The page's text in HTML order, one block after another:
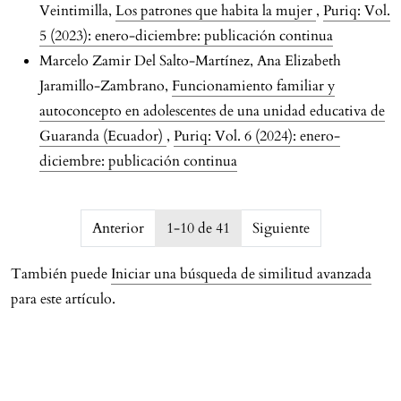
Veintimilla, Los patrones que habita la mujer , Puriq: Vol.
5 (2023): enero-diciembre: publicación continua
Marcelo Zamir Del Salto-Martínez, Ana Elizabeth
Jaramillo-Zambrano, Funcionamiento familiar y
autoconcepto en adolescentes de una unidad educativa de
Guaranda (Ecuador) , Puriq: Vol. 6 (2024): enero-
diciembre: publicación continua
issue.pagination6a79c2956af20
Anterior 1-10 de 41 Siguiente
También puede Iniciar una búsqueda de similitud avanzada
para este artículo.